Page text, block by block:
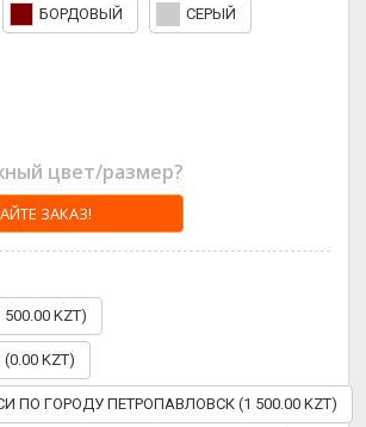
БОРДОВЫЙ СЕРЫЙ
цвет/размер?
ЗАКАЗ!
KZT)
KZT)
ПО ГОРОДУ ПЕТРОПАВЛОВСК (1 500.00 KZT)